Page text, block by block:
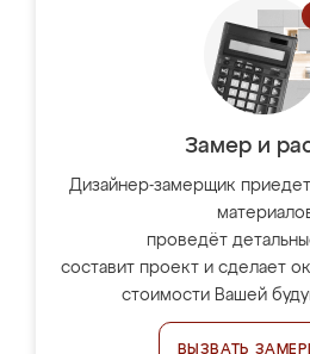
Замер и
Дизайнер-замерщик
проведёт
составит проект и сделает
стоимости Вашей
ВЫЗВАТЬ